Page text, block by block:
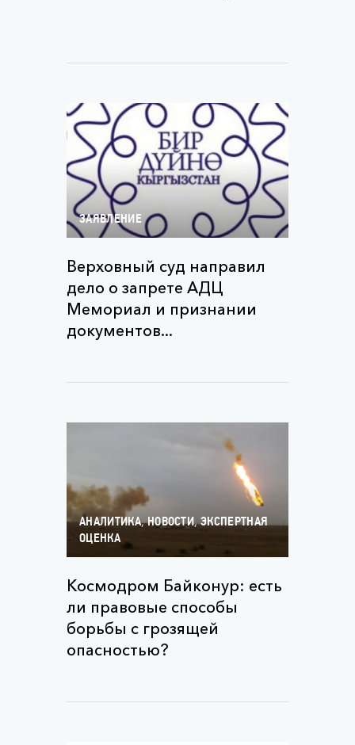
ЗАЯВЛЕНИЕ
Верховный суд направил
дело о запрете АДЦ
Мемориал и признании
документов...
АНАЛИТИКА,НОВОСТИ,ЭКСПЕРТНАЯ
ОЦЕНКА
Космодром Байконур: есть
ли правовые способы
борьбы с грозящей
опасностью?